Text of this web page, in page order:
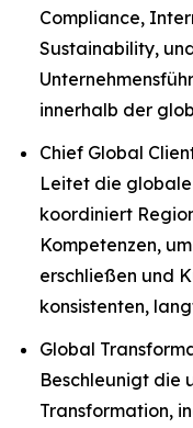
Compliance,
Sustainability,
innerhalb der
Chief Global
Leitet die
koordiniert
Kompetenzen,
erschließen und
konsistenten,
Global
Beschleunigt die
Transformation,